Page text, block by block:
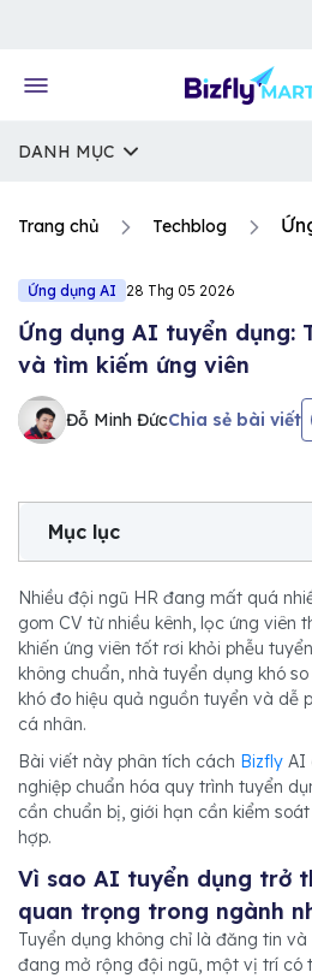
DANH MỤC
Trang chủ Techblog
Ứng dụng AI 28 Thg 05 2026
Ứng dụng AI tuyển dụng:
và tìm kiếm ứng viên
Đỗ Minh ĐứcChia sẻ bài viết
Mục lục
Nhiều đội ngũ HR đang mất quá
gom CV từ nhiều kênh, lọc ứng viên
khiến ứng viên tốt rơi khỏi phễu
không chuẩn, nhà tuyển dụng khó
khó đo hiệu quả nguồn tuyển và dễ
cá nhân.
Bài viết này phân tích cách Bizfly AI
nghiệp chuẩn hóa quy trình tuyển
cần chuẩn bị, giới hạn cần kiểm
hợp.
Vì sao AI tuyển dụng trở
quan trọng trong ngành
Tuyển dụng không chỉ là đăng tin
đang mở rộng đội ngũ, một vị trí có